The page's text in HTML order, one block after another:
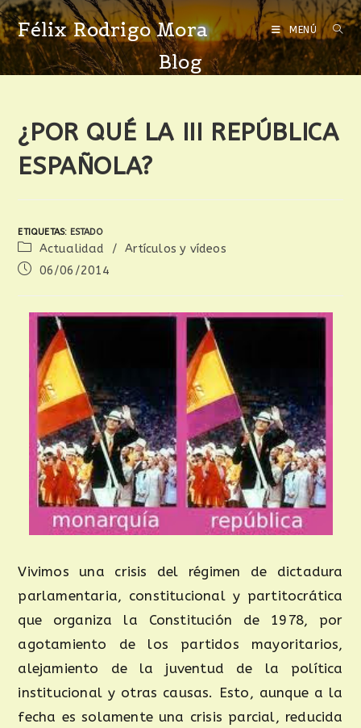
Félix Rodrigo Mora MENÚ
Blog
¿POR QUÉ LA III REPÚBLICA
ESPAÑOLA?
ETIQUETAS: ESTADO
Actualidad /
Artículos y vídeos
06/06/2014
Vivimos una crisis del régimen de dictadura
parlamentaria, constitucional y partitocrática
que organiza la Constitución de 1978, por
agotamiento de los partidos mayoritarios,
alejamiento de la juventud de la política
institucional y otras causas. Esto, aunque a la
fecha es solamente una crisis parcial, reducida